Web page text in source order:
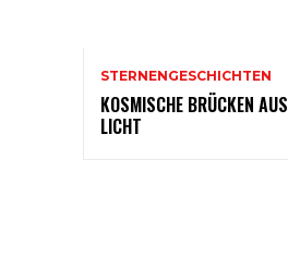
STERNENGESCHICHTEN
KOSMISCHE BRÜCKEN AUS
LICHT